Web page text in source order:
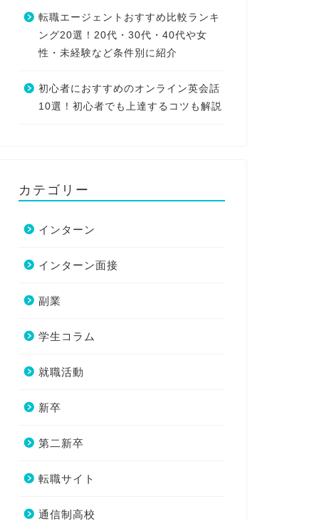
転職エージェントおすすめ比較ランキ
ング20選！20代・30代・40代や女
性・未経験など条件別に紹介
初心者におすすめのオンライン英会話
10選！初心者でも上達するコツも解説
カテゴリー
インターン
インターン面接
副業
学生コラム
就職活動
新卒
第二新卒
転職サイト
通信制高校